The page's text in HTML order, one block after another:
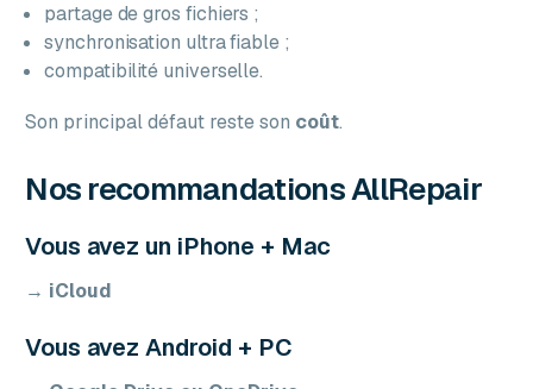
partage de gros fichiers ;
synchronisation ultra fiable ;
compatibilité universelle.
Son principal défaut reste son coût.
Nos recommandations AllRepair
Vous avez un iPhone + Mac
→ iCloud
Vous avez Android + PC